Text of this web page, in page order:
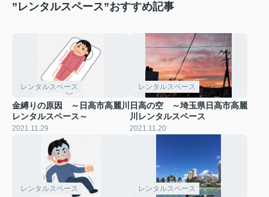
”レンタルスペース”おすすめ記事
レンタルスペース
金縛りの原因 ～日高市高麗川
レンタルスペース～
2021.11.29
レンタルスペース
日高の空 ～埼玉県日高市高麗
川レンタルスペース
2021.11.20
レンタルスペース レンタルスペース